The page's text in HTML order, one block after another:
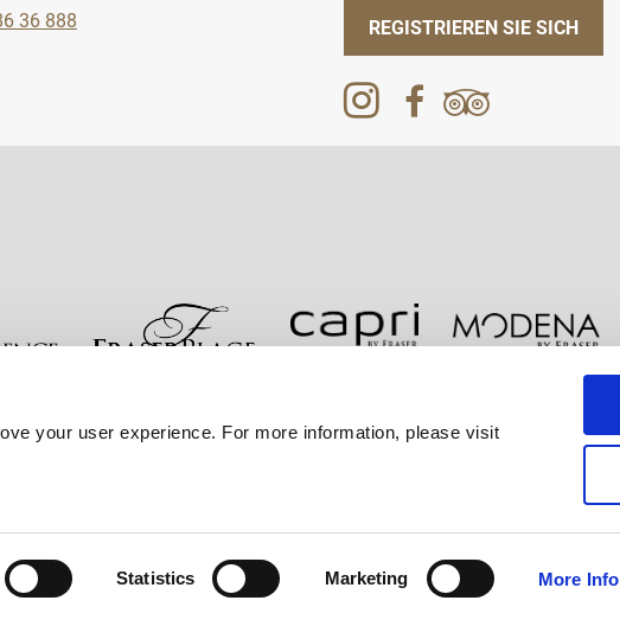
your user experience. For more information, please visit
Statistics Marketing More Info
36 888
REGISTRIEREN SIE SICH
Bestpreisgarantie Datenschutzerklärung Cookie-Erklärung
Group.